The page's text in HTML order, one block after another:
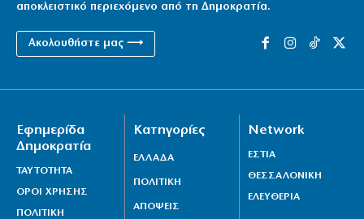
αποκλειστικό περιεχόμενο από τη Δημοκρατία.
Ακολουθήστε μας ⟶
Εφημερίδα
Δημοκρατία
ΤΑΥΤΟΤΗΤΑ
ΟΡΟΙ ΧΡΗΣΗΣ
ΠΟΛΙΤΙΚΗ
Κατηγορίες
ΕΛΛΑΔΑ
ΠΟΛΙΤΙΚΗ
ΑΠΟΨΕΙΣ
Network
ΕΣΤΙΑ
ΘΕΣΣΑΛΟΝΙΚΗ
ΕΛΕΥΘΕΡΙΑ